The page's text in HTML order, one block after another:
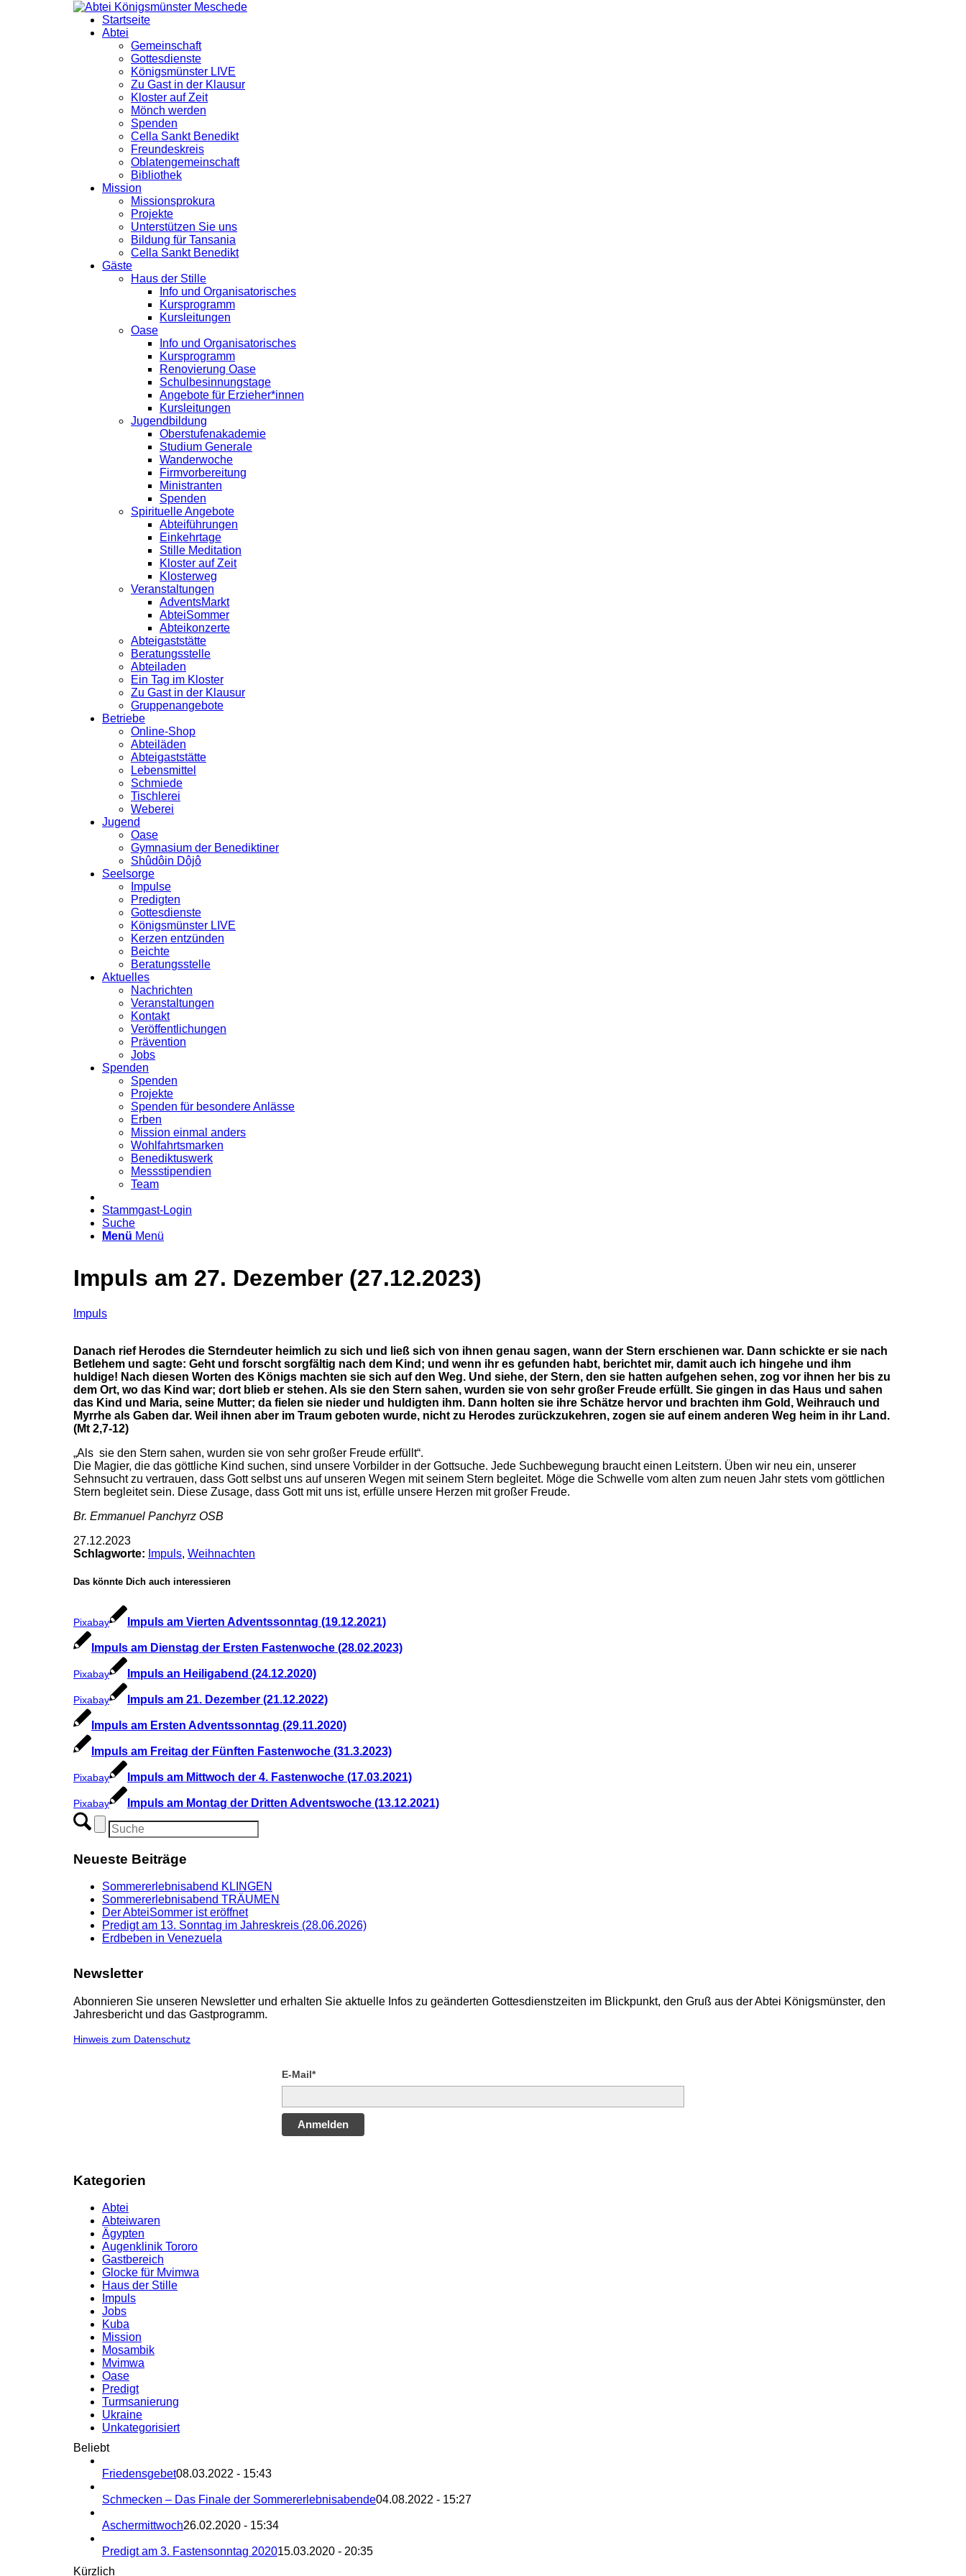
Startseite
Abtei
Gemeinschaft
Gottesdienste
Königsmünster LIVE
Zu Gast in der Klausur
Kloster auf Zeit
Mönch werden
Spenden
Cella Sankt Benedikt
Freundeskreis
Oblatengemeinschaft
Bibliothek
Mission
Missionsprokura
Projekte
Unterstützen Sie uns
Bildung für Tansania
Cella Sankt Benedikt
Gäste
Haus der Stille
Info und Organisatorisches
Kursprogramm
Kursleitungen
Oase
Info und Organisatorisches
Kursprogramm
Renovierung Oase
Schulbesinnungstage
Angebote für Erzieher*innen
Kursleitungen
Jugendbildung
Oberstufenakademie
Studium Generale
Wanderwoche
Firmvorbereitung
Ministranten
Spenden
Spirituelle Angebote
Abteiführungen
Einkehrtage
Stille Meditation
Kloster auf Zeit
Klosterweg
Veranstaltungen
AdventsMarkt
AbteiSommer
Abteikonzerte
Abteigaststätte
Beratungsstelle
Abteiladen
Ein Tag im Kloster
Zu Gast in der Klausur
Gruppenangebote
Betriebe
Online-Shop
Abteiläden
Abteigaststätte
Lebensmittel
Schmiede
Tischlerei
Weberei
Jugend
Oase
Gymnasium der Benediktiner
Shûdôin Dôjô
Seelsorge
Impulse
Predigten
Gottesdienste
Königsmünster LIVE
Kerzen entzünden
Beichte
Beratungsstelle
Aktuelles
Nachrichten
Veranstaltungen
Kontakt
Veröffentlichungen
Prävention
Jobs
Spenden
Spenden
Projekte
Spenden für besondere Anlässe
Erben
Mission einmal anders
Wohlfahrtsmarken
Benediktuswerk
Messstipendien
Team
Stammgast-Login
Suche
Menü Menü
Impuls am 27. Dezember (27.12.2023)
Impuls
Danach rief Herodes die Sterndeuter heimlich zu sich und ließ sich von ihnen genau sagen, wann der Stern erschienen war. Dann schickte er sie nach
Betlehem und sagte: Geht und forscht sorgfältig nach dem Kind; und wenn ihr es gefunden habt, berichtet mir, damit auch ich hingehe und ihm
huldige! Nach diesen Worten des Königs machten sie sich auf den Weg. Und siehe, der Stern, den sie hatten aufgehen sehen, zog vor ihnen her bis zu
dem Ort, wo das Kind war; dort blieb er stehen. Als sie den Stern sahen, wurden sie von sehr großer Freude erfüllt. Sie gingen in das Haus und sahen
das Kind und Maria, seine Mutter; da fielen sie nieder und huldigten ihm. Dann holten sie ihre Schätze hervor und brachten ihm Gold, Weihrauch und
Myrrhe als Gaben dar. Weil ihnen aber im Traum geboten wurde, nicht zu Herodes zurückzukehren, zogen sie auf einem anderen Weg heim in ihr Land.
(Mt 2,7-12)
„Als sie den Stern sahen, wurden sie von sehr großer Freude erfüllt“.
Die Magier, die das göttliche Kind suchen, sind unsere Vorbilder in der Gottsuche. Jede Suchbewegung braucht einen Leitstern. Üben wir neu ein, unserer
Sehnsucht zu vertrauen, dass Gott selbst uns auf unseren Wegen mit seinem Stern begleitet. Möge die Schwelle vom alten zum neuen Jahr stets vom göttlichen
Stern begleitet sein. Diese Zusage, dass Gott mit uns ist, erfülle unsere Herzen mit großer Freude.
Br. Emmanuel Panchyrz OSB
27.12.2023
Schlagworte: Impuls, Weihnachten
Das könnte Dich auch interessieren
Pixabay Impuls am Vierten Adventssonntag (19.12.2021)
Impuls am Dienstag der Ersten Fastenwoche (28.02.2023)
Pixabay Impuls an Heiligabend (24.12.2020)
Pixabay Impuls am 21. Dezember (21.12.2022)
Impuls am Ersten Adventssonntag (29.11.2020)
Impuls am Freitag der Fünften Fastenwoche (31.3.2023)
Pixabay Impuls am Mittwoch der 4. Fastenwoche (17.03.2021)
Pixabay Impuls am Montag der Dritten Adventswoche (13.12.2021)
Neueste Beiträge
Sommererlebnisabend KLINGEN
Sommererlebnisabend TRÄUMEN
Der AbteiSommer ist eröffnet
Predigt am 13. Sonntag im Jahreskreis (28.06.2026)
Erdbeben in Venezuela
Newsletter
Abonnieren Sie unseren Newsletter und erhalten Sie aktuelle Infos zu geänderten Gottesdienstzeiten im Blickpunkt, den Gruß aus der Abtei Königsmünster, den
Jahresbericht und das Gastprogramm.
Hinweis zum Datenschutz
E-Mail*
Anmelden
Kategorien
Abtei
Abteiwaren
Ägypten
Augenklinik Tororo
Gastbereich
Glocke für Mvimwa
Haus der Stille
Impuls
Jobs
Kuba
Mission
Mosambik
Mvimwa
Oase
Predigt
Turmsanierung
Ukraine
Unkategorisiert
Beliebt
Friedensgebet08.03.2022 - 15:43
Schmecken – Das Finale der Sommererlebnisabende04.08.2022 - 15:27
Aschermittwoch26.02.2020 - 15:34
Predigt am 3. Fastensonntag 202015.03.2020 - 20:35
Kürzlich